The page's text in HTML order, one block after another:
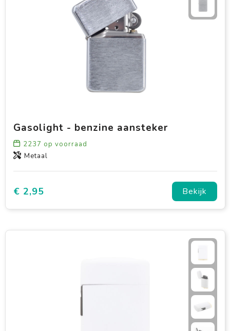
Gasolight - benzine aansteker
2237 op voorraad
Metaal
€ 2,95 Bekijk